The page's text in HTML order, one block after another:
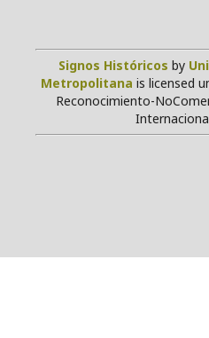
Signos Históricos by
Metropolitana is licensed
Reconocimiento-